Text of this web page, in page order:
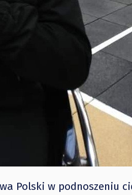
Polski w podnoszeniu